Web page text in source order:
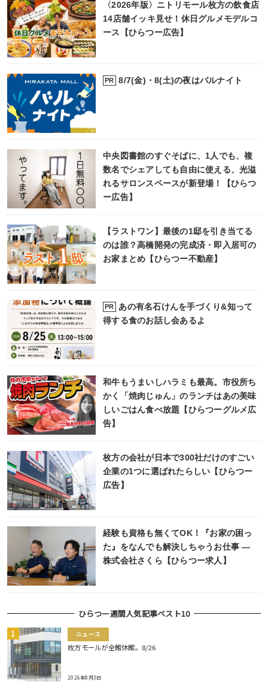
〈2026年版〉ニトリモール枚方の飲食店
14店舗イッキ見せ！休日グルメモデルコ
ース【ひらつー広告】
PR 8/7(金)・8(土)の夜はバルナイト
中央図書館のすぐそばに、1人でも、複
数名でシェアしても自由に使える、光溢
れるサロンスペースが新登場！【ひらつ
ー広告】
【ラストワン】最後の1邸を引き当てる
のは誰？高橋開発の完成済・即入居可の
お家まとめ【ひらつー不動産】
PR
あの有名石けんを手づくり&知って
得する食のお話し会あるよ
和牛もうまいしハラミも最高。市役所ち
かく「焼肉じゅん」のランチはあの美味
しいごはん食べ放題【ひらつーグルメ広
告】
枚方の会社が日本で300社だけのすごい
企業の1つに選ばれたらしい【ひらつー
広告】
経験も資格も無くてOK！『お家の困っ
た』をなんでも解決しちゃうお仕事 ―
株式会社さくら【ひらつー求人】
ひらつー週間人気記事ベスト10
ニュース
枚方モールが全館休館。8/26
2026年8月3日